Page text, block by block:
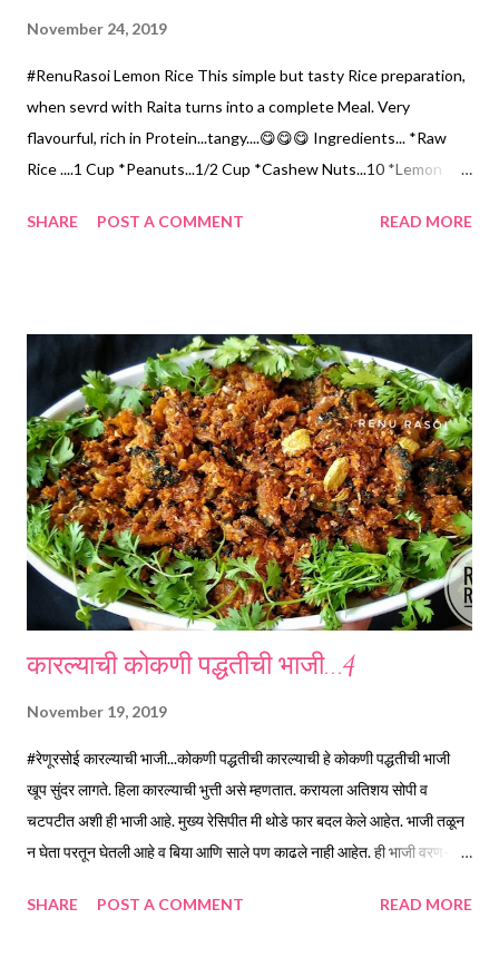
November 24, 2019
#RenuRasoi Lemon Rice This simple but tasty Rice preparation,
when sevrd with Raita turns into a complete Meal. Very
flavourful, rich in Protein...tangy....😋😋😋 Ingredients... *Raw
Rice ....1 Cup *Peanuts...1/2 Cup *Cashew Nuts...10 *Lemon
Blackgram/Udid Dal...2 tsp *Green Chillies...4...cut into2 parts
*Cook Rice in such a way that every grain is seperate. Let it cool
completely. *Saute Groundnuts in one 2 tsp Oil on low flame till
crisp. Keep it aside. Saute Cashew Nuts in the same Oil till
golden brown. *Heat Oil in a Pan, add Mustard Seeds, after it
splutters add Udad Dal, saute till Pink in colour. Add roasted
Chana Dal, saute for a minute. *Add Asafoetida Powder,
Turmeric Powder, Grated Ginger, Green Chill...
SHARE POST A COMMENT READ MORE
कारल्याची कोकणी पद्धतीची भाजी...4
November 19, 2019
#रेणूरसोई कारल्याची भाजी...कोकणी पद्धतीची कारल्याची हे कोकणी पद्धतीची भाजी
खूप सुंदर लागते. हिला कारल्याची भुत्ती असे म्हणतात. करायला अतिशय सोपी व
चटपटीत अशी ही भाजी आहे. मुख्य रेसिपीत मी थोडे फार बदल केले आहेत. भाजी तळून
न घेता परतून घेतली आहे व बिया आणि साले पण काढले नाही आहेत. ही भाजी वरण-भात
*ओल्या खोबऱ्याचा कीस...एक वाटी *धने...तीन टीस्पून *लाल मिरच्या... 10 किंवा
SHARE POST A COMMENT READ MORE